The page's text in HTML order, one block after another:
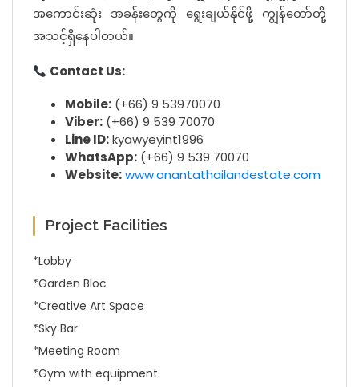
အကောင်းဆုံး အခန်းတွေကို ရွေးချယ်နိုင်ဖို့ ကျွန်တော်တို့
အသင့်ရှိနေပါတယ်။
Contact Us:
Mobile: (+66) 9 53970070
Viber: (+66) 9 539 70070
Line ID:kyawyeyint1996
WhatsApp: (+66) 9 539 70070
Website:www.anantathailandestate.com
Project Facilities
*Lobby
*Garden Bloc
*Creative Art Space
*Sky Bar
*Meeting Room
*Gym with equipment